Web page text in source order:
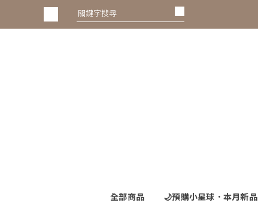
全部商品 🌙預購小星球．本月新品